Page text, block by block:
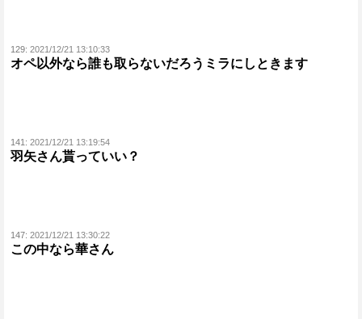
129: 2021/12/21 13:10:33
オペ以外なら誰も取らないだろうミラにしときます
141: 2021/12/21 13:19:54
羽矢さん貰っていい？
147: 2021/12/21 13:30:22
この中なら華さん